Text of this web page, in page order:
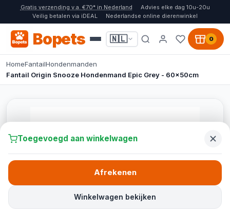
Gratis verzending v.a. €70* in Nederland
Advies elke dag 10u-20u
Veilig betalen via iDEAL
Nederlandse online dierenwinkel
Bopets 🇳🇱 0
HomeFantailHondenmanden
Fantail Origin Snooze Hondenmand Epic Grey - 60x50cm
Toegevoegd aan winkelwagen
Winkelwagen bekijken
Afrekenen